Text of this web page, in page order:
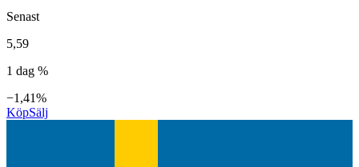
Senast
5,59
1 dag %
−1,41%
KöpSälj